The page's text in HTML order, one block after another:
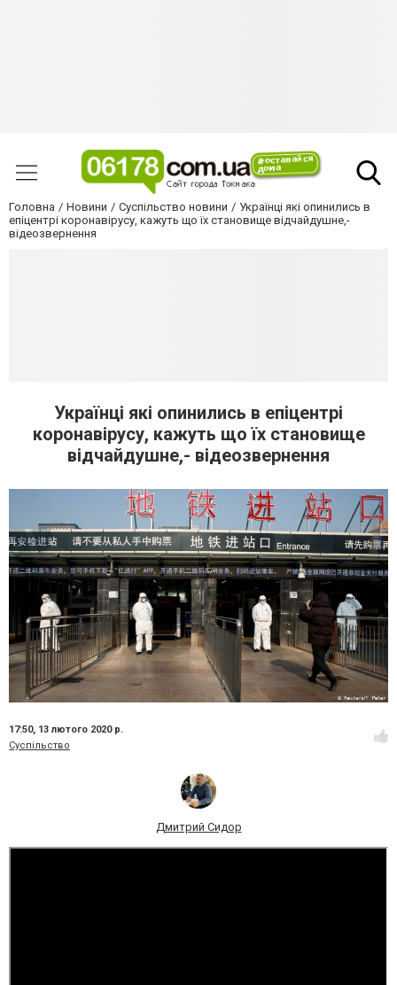
Головна Новини Суспільство новини
Українці які опинились в
епіцентрі коронавірусу, кажуть що їх становище відчайдушне,-
відеозвернення
Українці які опинились в епіцентрі
коронавірусу, кажуть що їх становище
відчайдушне,- відеозвернення
17:50, 13 лютого 2020 р.
Суспільство
Дмитрий Сидор